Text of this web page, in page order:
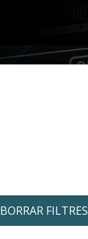
BORRAR FILTRES